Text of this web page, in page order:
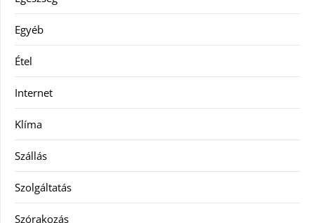
Egyéb
Étel
Internet
Klíma
Szállás
Szolgáltatás
Szórakozás